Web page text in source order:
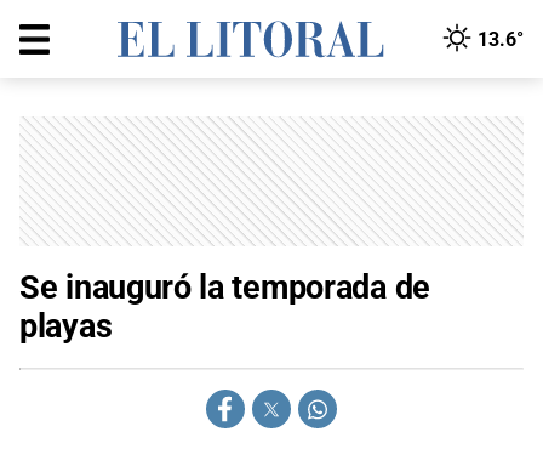
13.6°
Se inauguró la temporada de
playas